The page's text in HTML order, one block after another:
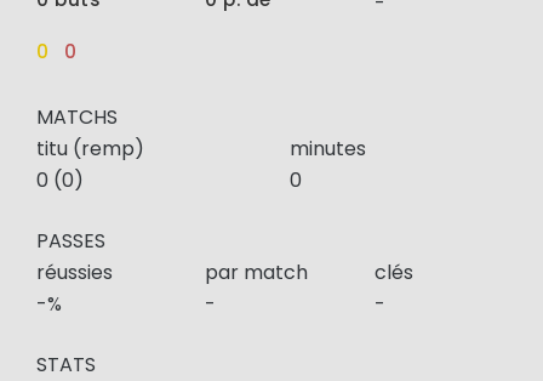
0 0
MATCHS
titu (remp)
0 (0)
minutes
0
PASSES
réussies
-%
par match
-
clés
-
STATS